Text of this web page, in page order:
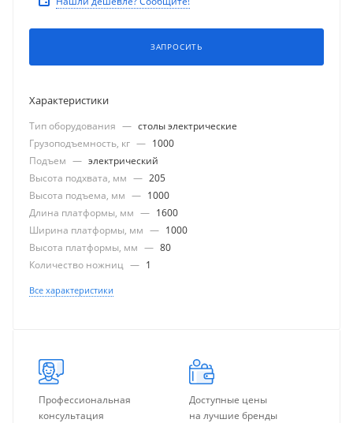
ЗАПРОСИТЬ
Характеристики
Тип оборудования — столы электрические
Грузоподъемность, кг — 1000
Подъем — электрический
Высота подхвата, мм — 205
Высота подъема, мм — 1000
Длина платформы, мм — 1600
Ширина платформы, мм — 1000
Высота платформы, мм — 80
Количество ножниц — 1
Все характеристики
Профессиональная
консультация
Доступные цены
на лучшие бренды